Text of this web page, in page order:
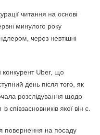
читання на основі
минулого року
через невтішні
конкурент Uber, що
день після того, як
розслідування щодо
співзасновників якої він є.
повернення на посаду